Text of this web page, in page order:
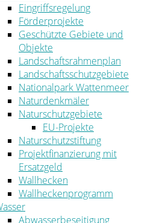
Eingriffsregelung
Förderprojekte
Geschützte Gebiete und
Objekte
Landschaftsrahmenplan
Landschaftsschutzgebiete
Nationalpark Wattenmeer
Naturdenkmäler
Naturschutzgebiete
EU-Projekte
Naturschutzstiftung
Projektfinanzierung mit
Ersatzgeld
Wallhecken
Wallheckenprogramm
Abwasserbeseitigung